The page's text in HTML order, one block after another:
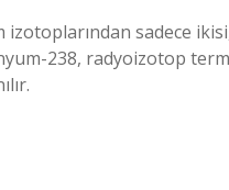
sadece
238, radyoizotop